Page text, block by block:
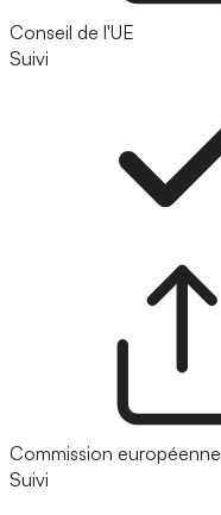
Conseil de l'UE
Suivi
Commission européenne
Suivi